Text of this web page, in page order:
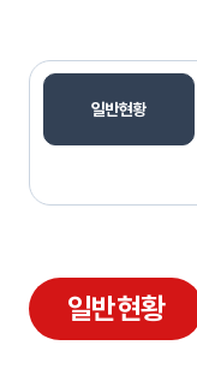
일반현황
선택됨
일반현황